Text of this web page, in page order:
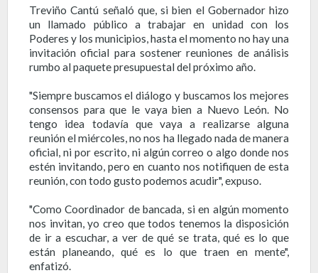
Treviño Cantú señaló que, si bien el Gobernador hizo
un llamado público a trabajar en unidad con los
Poderes y los municipios, hasta el momento no hay una
invitación oficial para sostener reuniones de análisis
rumbo al paquete presupuestal del próximo año.
"Siempre buscamos el diálogo y buscamos los mejores
consensos para que le vaya bien a Nuevo León. No
tengo idea todavía que vaya a realizarse alguna
reunión el miércoles, no nos ha llegado nada de manera
oficial, ni por escrito, ni algún correo o algo donde nos
estén invitando, pero en cuanto nos notifiquen de esta
reunión, con todo gusto podemos acudir", expuso.
"Como Coordinador de bancada, si en algún momento
nos invitan, yo creo que todos tenemos la disposición
de ir a escuchar, a ver de qué se trata, qué es lo que
están planeando, qué es lo que traen en mente",
enfatizó.